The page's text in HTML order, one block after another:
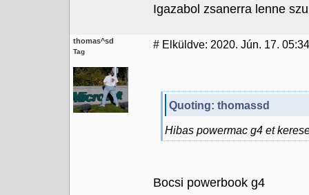
Igazabol zsanerra lenne
thomas^sd
Tag
# Elküldve: 2020. Jún. 17. 05:34
Quoting: thomassd
Hibas powermac g4 et
Bocsi powerbook g4